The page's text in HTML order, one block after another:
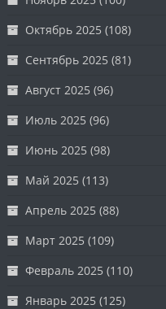
Октябрь 2025 (108)
Сентябрь 2025 (81)
Август 2025 (96)
Июль 2025 (96)
Июнь 2025 (98)
Май 2025 (113)
Апрель 2025 (88)
Март 2025 (109)
Февраль 2025 (110)
Январь 2025 (125)